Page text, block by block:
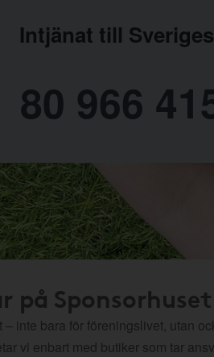
Intjänat till
80 966
på Sponsorhuset
inte bara för föreningslivet, utan
vi enbart med butiker som tar